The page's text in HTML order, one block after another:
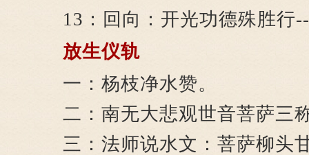
13：回向：开光功德殊胜行
放生仪轨
一：杨枝净水赞。
二：南无大悲观世音菩萨三
三：法师说水文：菩萨柳头